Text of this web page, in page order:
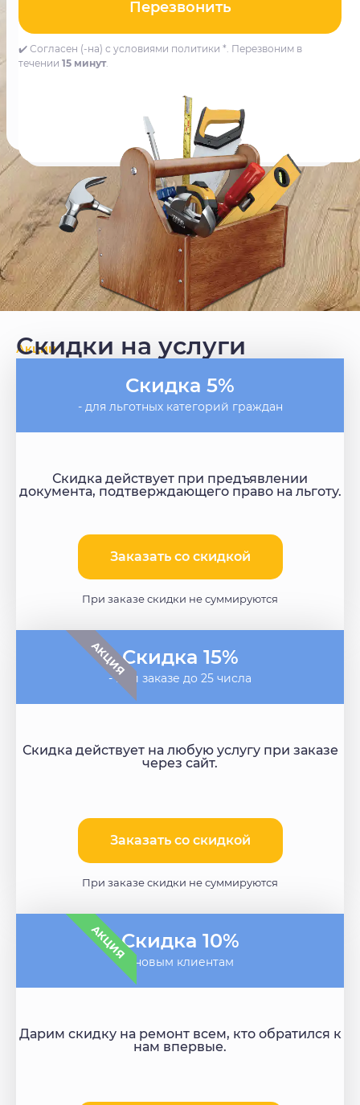
Перезвонить
✔️ Согласен (-на) с условиями политики *. Перезвоним в
течении 15 минут.
Акции
Скидки на услуги
Скидка 5%
- для льготных категорий граждан
Скидка действует при предъявлении
документа, подтверждающего право на льготу.
Заказать со скидкой​
При заказе скидки не суммируются
АКЦИЯСкидка 15%
- при заказе до 25 числа
Скидка действует на любую услугу при заказе
через сайт.
Заказать со скидкой
При заказе скидки не суммируются
АКЦИЯСкидка 10%
- новым клиентам
Дарим скидку на ремонт всем, кто обратился к
нам впервые.